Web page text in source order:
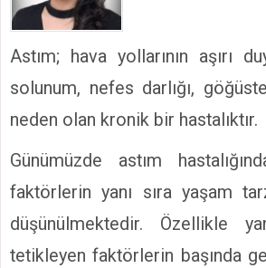
Kimyasallardan Koruma
Astım; hava yollarının aşırı
solunum, nefes darlığı,
neden olan kronik bir hastalıktır.
Günümüzde astım
faktörlerin yanı sıra yaşam
düşünülmektedir. Özellikle
tetikleyen faktörlerin başında